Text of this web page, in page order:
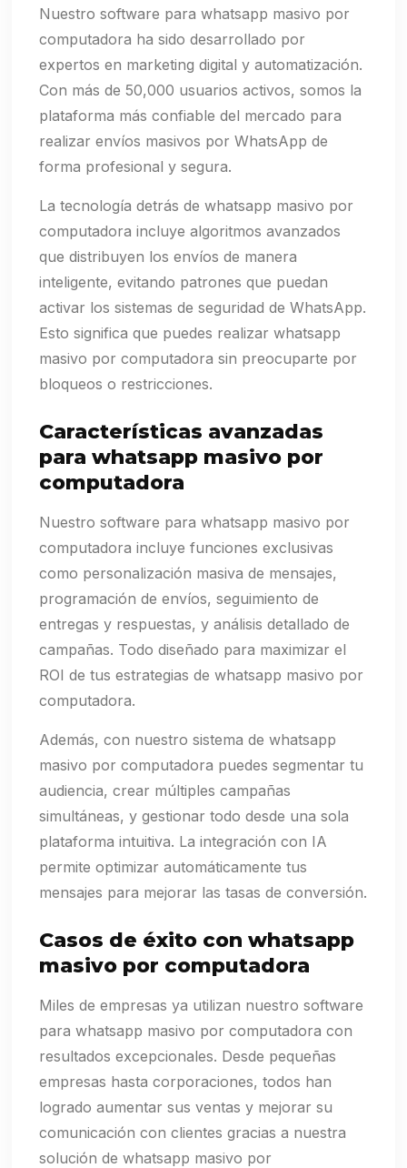
Nuestro software para whatsapp masivo por
computadora ha sido desarrollado por
expertos en marketing digital y automatización.
Con más de 50,000 usuarios activos, somos la
plataforma más confiable del mercado para
realizar envíos masivos por WhatsApp de
forma profesional y segura.
La tecnología detrás de whatsapp masivo por
computadora incluye algoritmos avanzados
que distribuyen los envíos de manera
inteligente, evitando patrones que puedan
activar los sistemas de seguridad de WhatsApp.
Esto significa que puedes realizar whatsapp
masivo por computadora sin preocuparte por
bloqueos o restricciones.
Características avanzadas
para whatsapp masivo por
computadora
Nuestro software para whatsapp masivo por
computadora incluye funciones exclusivas
como personalización masiva de mensajes,
programación de envíos, seguimiento de
entregas y respuestas, y análisis detallado de
campañas. Todo diseñado para maximizar el
ROI de tus estrategias de whatsapp masivo por
computadora.
Además, con nuestro sistema de whatsapp
masivo por computadora puedes segmentar tu
audiencia, crear múltiples campañas
simultáneas, y gestionar todo desde una sola
plataforma intuitiva. La integración con IA
permite optimizar automáticamente tus
mensajes para mejorar las tasas de conversión.
Casos de éxito con whatsapp
masivo por computadora
Miles de empresas ya utilizan nuestro software
para whatsapp masivo por computadora con
resultados excepcionales. Desde pequeñas
empresas hasta corporaciones, todos han
logrado aumentar sus ventas y mejorar su
comunicación con clientes gracias a nuestra
solución de whatsapp masivo por